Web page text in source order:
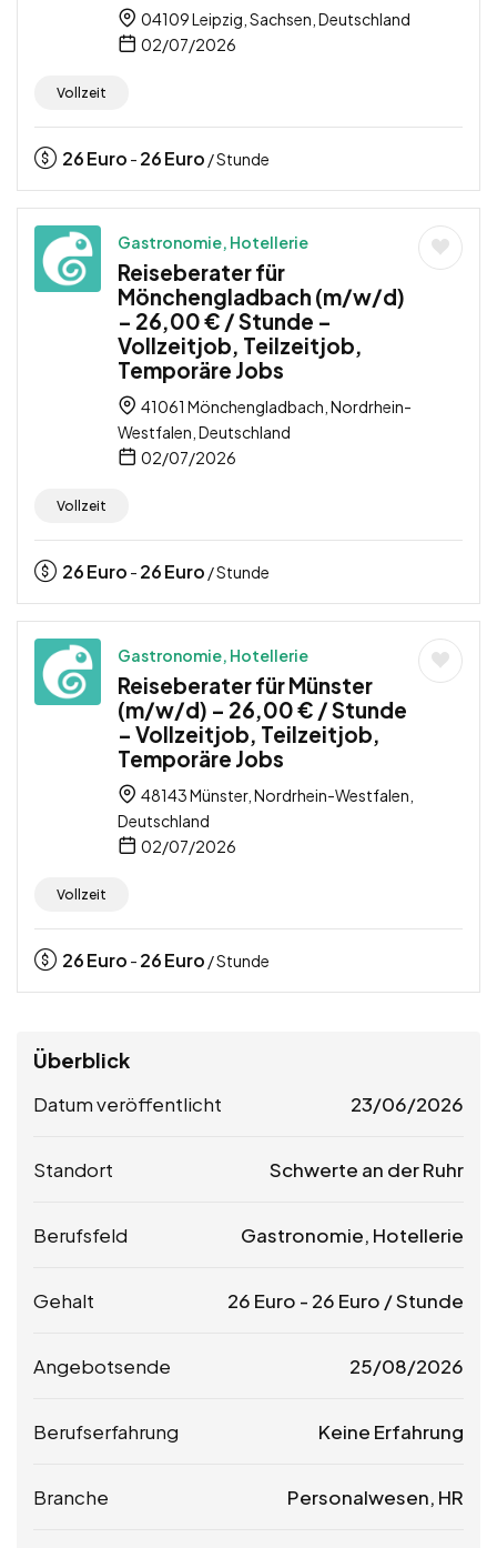
04109 Leipzig, Sachsen, Deutschland
02/07/2026
Vollzeit
26Euro - 26Euro / Stunde
Gastronomie, Hotellerie
Reiseberater für
Mönchengladbach (m/w/d)
– 26,00 € / Stunde –
Vollzeitjob, Teilzeitjob,
Temporäre Jobs
41061 Mönchengladbach, Nordrhein-
Westfalen, Deutschland
02/07/2026
Vollzeit
26Euro - 26Euro / Stunde
Gastronomie, Hotellerie
Reiseberater für Münster
(m/w/d) – 26,00 € / Stunde
– Vollzeitjob, Teilzeitjob,
Temporäre Jobs
48143 Münster, Nordrhein-Westfalen,
Deutschland
02/07/2026
Vollzeit
26Euro - 26Euro / Stunde
Überblick
Datum veröffentlicht 23/06/2026
Standort Schwerte an der Ruhr
Berufsfeld Gastronomie, Hotellerie
Gehalt 26 Euro - 26 Euro / Stunde
Angebotsende 25/08/2026
Berufserfahrung Keine Erfahrung
Branche Personalwesen, HR